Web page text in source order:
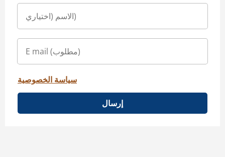
سياسة الخصوصية
إرسال